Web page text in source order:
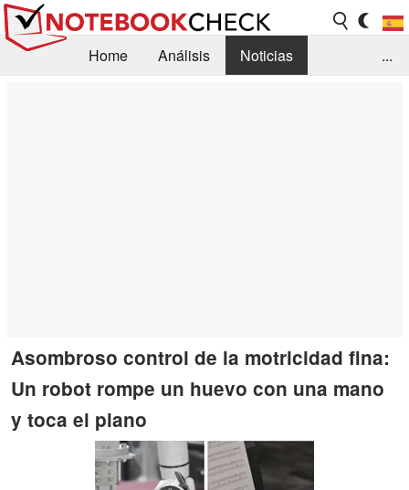
Home Análisis
Noticias
...
Asombroso control de la motricidad fina:
Un robot rompe un huevo con una mano
y toca el piano